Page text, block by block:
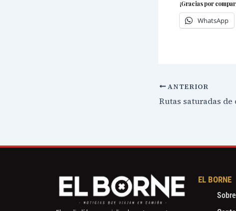
¡Gracias por
WhatsApp
ANTERIOR
EL BORNE